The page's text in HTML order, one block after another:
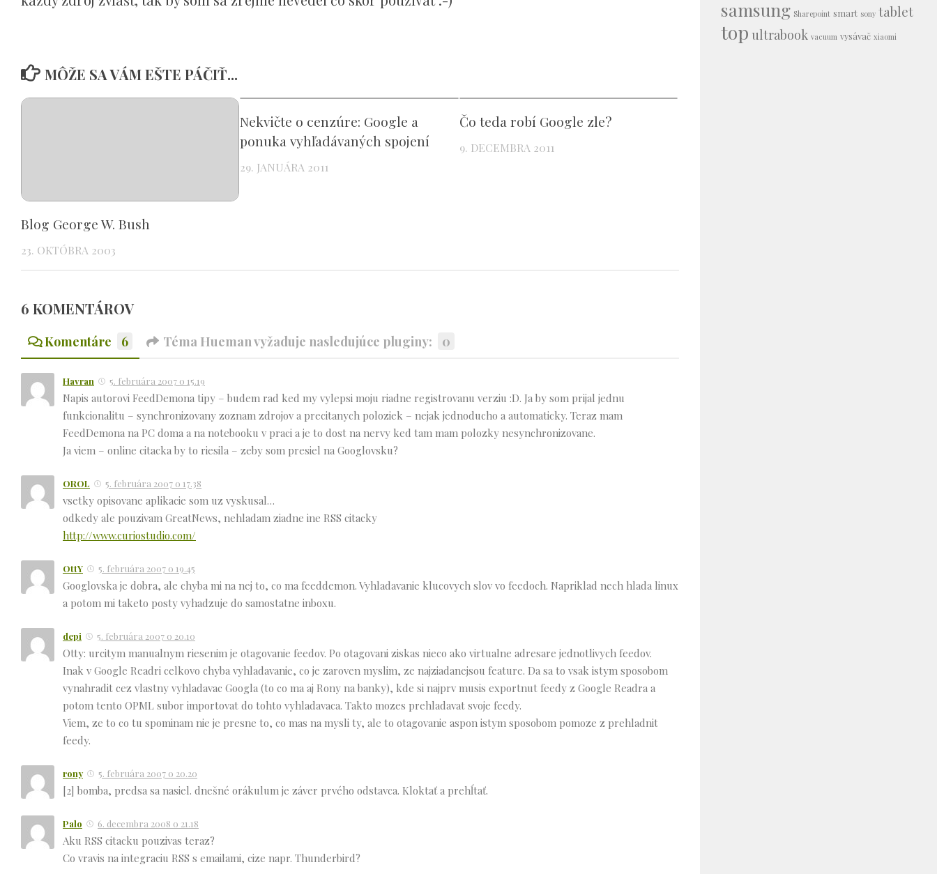
MÔŽE SA VÁM EŠTE PÁČIŤ...
Blog George W. Bush
23. OKTÓBRA 2003
Nekvičte o cenzúre: Google a
ponuka vyhľadávaných spojení
29. JANUÁRA 2011
Čo teda robí Google zle?
9. DECEMBRA 2011
6 KOMENTÁROV
Komentáre 6 Téma Hueman vyžaduje nasledujúce pluginy: 0
Havran 5. februára 2007 o 15.19
Napis autorovi FeedDemona tipy – budem rad ked my vylepsi moju riadne registrovanu verziu :D. Ja by som prijal jednu
funkcionalitu – synchronizovany zoznam zdrojov a precitanych poloziek – nejak jednoducho a automaticky. Teraz mam
FeedDemona na PC doma a na notebooku v praci a je to dost na nervy ked tam mam polozky nesynchronizovane.
Ja viem – online citacka by to riesila – zeby som presiel na Googlovsku?
OROL 5. februára 2007 o 17.38
vsetky opisovane aplikacie som uz vyskusal…
odkedy ale pouzivam GreatNews, nehladam ziadne ine RSS citacky
http://www.curiostudio.com/
OttY 5. februára 2007 o 19.45
Googlovska je dobra, ale chyba mi na nej to, co ma feeddemon. Vyhladavanie klucovych slov vo feedoch. Napriklad nech hlada linux
a potom mi taketo posty vyhadzuje do samostatne inboxu.
depi 5. februára 2007 o 20.10
Otty: urcitym manualnym riesenim je otagovanie feedov. Po otagovani ziskas nieco ako virtualne adresare jednotlivych feedov.
Inak v Google Readri celkovo chyba vyhladavanie, co je zaroven myslim, ze najziadanejsou feature. Da sa to vsak istym sposobom
vynahradit cez vlastny vyhladavac Googla (to co ma aj Rony na banky), kde si najprv musis exportnut feedy z Google Readra a
potom tento OPML subor importovat do tohto vyhladavaca. Takto mozes prehladavat svoje feedy.
Viem, ze to co tu spominam nie je presne to, co mas na mysli ty, ale to otagovanie aspon istym sposobom pomoze z prehladnit
feedy.
rony 5. februára 2007 o 20.20
[2] bomba, predsa sa nasiel. dnešné orákulum je záver prvého odstavca. Kloktať a prehĺtať.
Palo 6. decembra 2008 o 21.18
Aku RSS citacku pouzivas teraz?
Co vravis na integraciu RSS s emailami, cize napr. Thunderbird?
samsung Sharepoint smart sony tablet
top ultrabook vacuum vysávač xiaomi